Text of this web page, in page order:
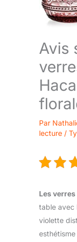
Avis
Par
lecture /
Les
table avec
violette